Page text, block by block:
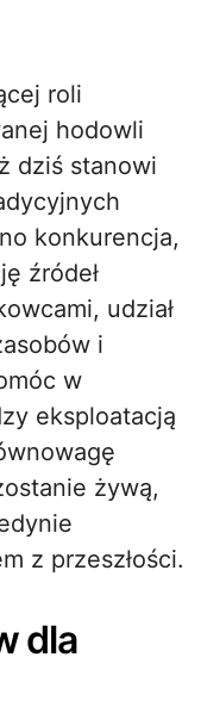
roli
hodowli
dziś stanowi
konkurencja,
źródeł
udział
i
w
eksploatacją
żywą,
z przeszłości.
dla